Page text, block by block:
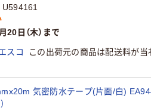
U594161
20日（木）まで
スコ この出荷元の商品は配送料が当
気密防水テープ(片面/白)